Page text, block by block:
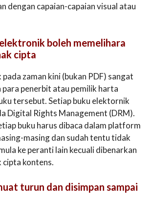
dengan capaian-capaian visual atau
boleh memelihara
cipta
zaman kini (bukan PDF) sangat
para penerbit atau pemilik harta
tersebut. Setiap buku elektornik
Digital Rights Management (DRM).
buku harus dibaca dalam platform
masing dan sudah tentu tidak
ke peranti lain kecuali dibenarkan
cipta kontens.
turun dan disimpan sampai